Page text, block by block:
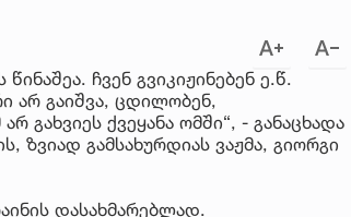
ჩვენ გვიკიჟინებენ ე.წ.
არ გაიშვა, ცდილობენ,
ქვეყანა ომში“, - განაცხადა
გამსახურდიას ვაჟმა, გიორგი
დასახმარებლად.